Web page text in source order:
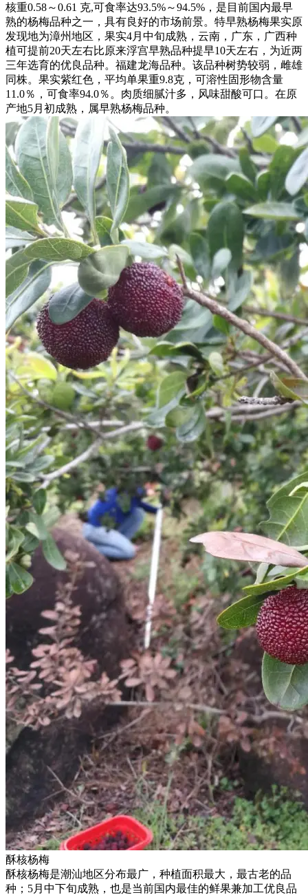
核重0.58～0.61 克,可食率达93.5%～94.5%，是目前国内最早
熟的杨梅品种之一，具有良好的市场前景。特早熟杨梅果实原
发现地为漳州地区，果实4月中旬成熟，云南，广东，广西种
植可提前20天左右比原来浮宫早熟品种提早10天左右，为近两
三年选育的优良品种。福建龙海品种。该品种树势较弱，雌雄
同株。果实紫红色，平均单果重9.8克，可溶性固形物含量
11.0％，可食率94.0％。肉质细腻汁多，风味甜酸可口。在原
产地5月初成熟，属早熟杨梅品种。
酥核杨梅
酥核杨梅是潮汕地区分布最广，种植面积最大，最古老的品
种；5月中下旬成熟，也是当前国内最佳的鲜果兼加工优良品